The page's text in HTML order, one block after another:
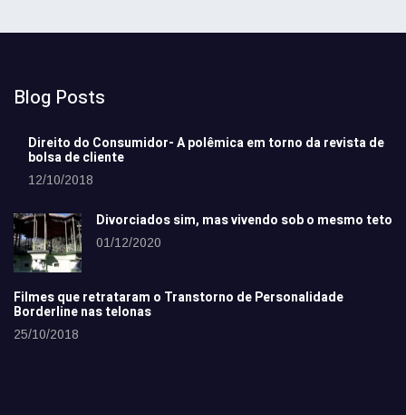
Blog Posts
Direito do Consumidor- A polêmica em torno da revista de
bolsa de cliente
12/10/2018
Divorciados sim, mas vivendo sob o mesmo teto
01/12/2020
Filmes que retrataram o Transtorno de Personalidade
Borderline nas telonas
25/10/2018